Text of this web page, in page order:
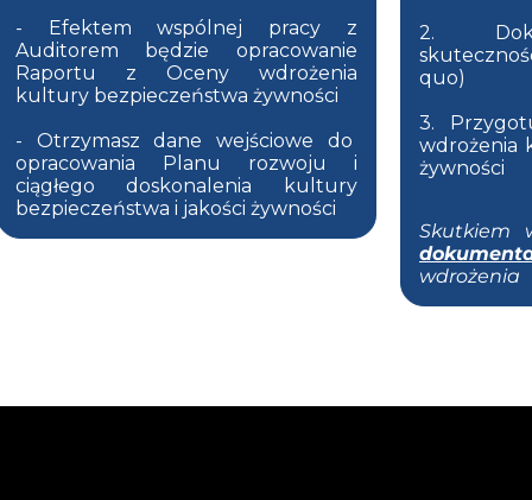
2.
quo)
3.
wdrożenia
żywności
Skutkiem
wdrożenia
- Efektem wspólnej pracy z
Auditorem będzie opracowanie
Raportu z Oceny wdrożenia
kultury bezpieczeństwa żywności
- Otrzymasz dane wejściowe do
opracowania Planu rozwoju i
ciągłego doskonalenia kultury
bezpieczeństwa i jakości żywności